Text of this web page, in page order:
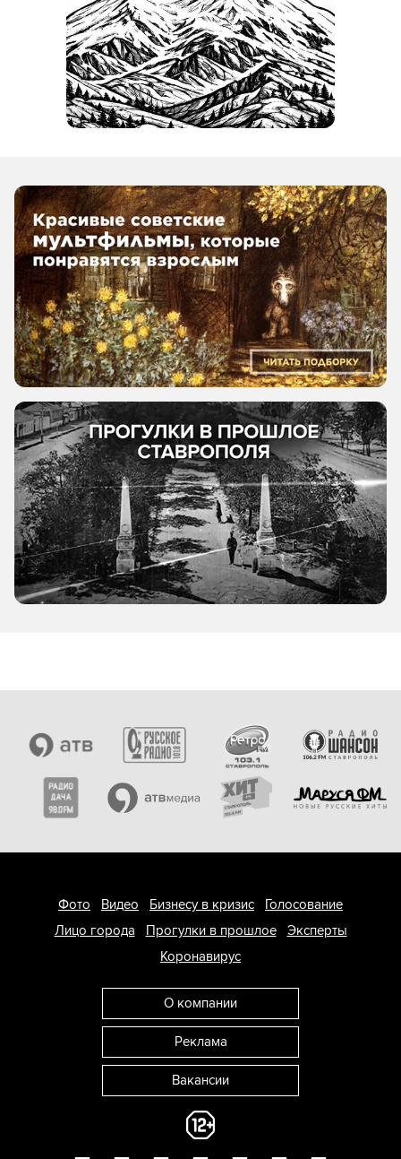
Фото Видео Бизнесу в кризис
Голосование
Лицо города
Прогулки в прошлое
Эксперты
Коронавирус
О компании
Реклама
Вакансии